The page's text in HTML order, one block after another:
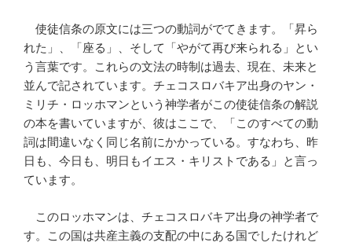
使徒信条の原文には三つの動詞がでてきます。「昇ら
れた」、「座る」、そして「やがて再び来られる」とい
う言葉です。これらの文法の時制は過去、現在、未来と
並んで記されています。チェコスロバキア出身のヤン・
ミリチ・ロッホマンという神学者がこの使徒信条の解説
の本を書いていますが、彼はここで、「このすべての動
詞は間違いなく同じ名前にかかっている。すなわち、昨
日も、今日も、明日もイエス・キリストである」と言っ
ています。
このロッホマンは、チェコスロバキア出身の神学者で
す。この国は共産主義の支配の中にある国でしたけれど